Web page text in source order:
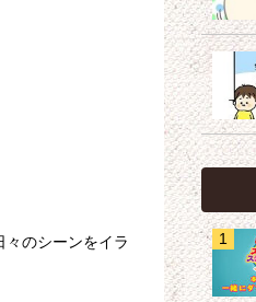
々のシーンをイラ
1